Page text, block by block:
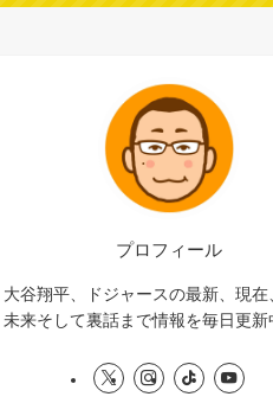
プロフィール
大谷翔平、ドジャースの最新、現在
未来そして裏話まで情報を毎日更新